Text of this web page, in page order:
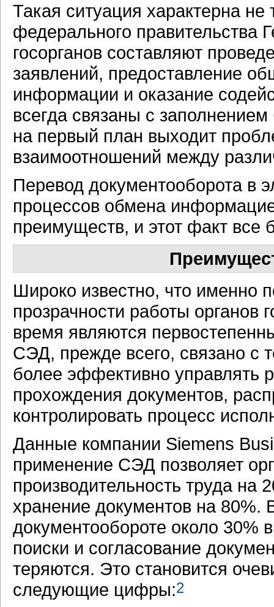
Такая ситуация характерна
федерального правительства
госорганов составляют
заявлений, предоставление
информации и оказание
всегда связаны с
на первый план выходит
взаимоотношений между
Перевод документооборота в
процессов обмена
преимуществ, и этот факт все
Широко известно, что именно
прозрачности работы органов
время являются
СЭД, прежде всего, связано с
более эффективно управлять
прохождения документов,
контролировать процесс
Данные компании Siemens
применение СЭД позволяет
производительность труда на
хранение документов на
документообороте около 30%
поиски и согласование
теряются. Это становится
следующие цифры:2